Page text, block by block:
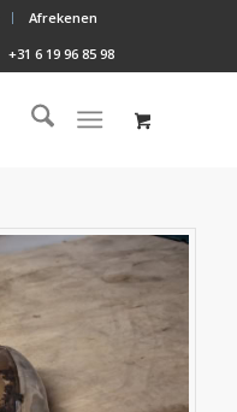
Afrekenen
+31 6 19 96 85 98